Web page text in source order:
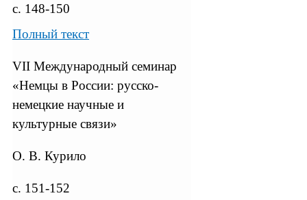
с. 148-150
Полный текст
VII Международный семинар
«Немцы в России: русско-
немецкие научные и
культурные связи»
О. В. Курило
с. 151-152